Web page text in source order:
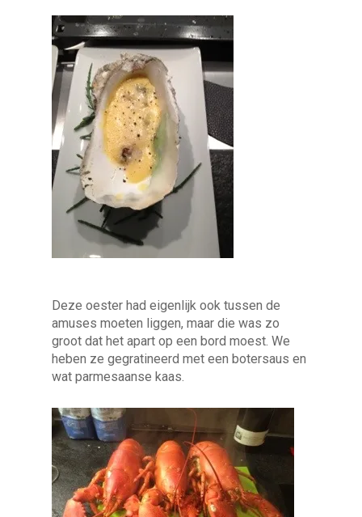
Deze oester had eigenlijk ook tussen de
amuses moeten liggen, maar die was zo
groot dat het apart op een bord moest. We
heben ze gegratineerd met een botersaus en
wat parmesaanse kaas.